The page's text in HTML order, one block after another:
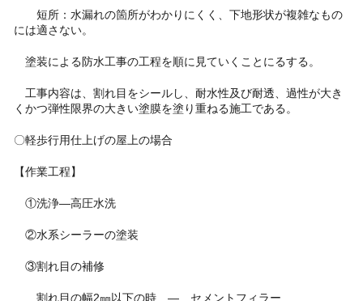
短所：水漏れの箇所がわかりにくく、下地形状が複雑なもの
には適さない。
塗装による防水工事の工程を順に見ていくことにるする。
工事内容は、割れ目をシールし、耐水性及び耐透、過性が大き
くかつ弾性限界の大きい塗膜を塗り重ねる施工である。
〇軽歩行用仕上げの屋上の場合
【作業工程】
①洗浄―高圧水洗
②水系シーラーの塗装
③割れ目の補修
割れ目の幅2㎜以下の時 ― セメントフィラー